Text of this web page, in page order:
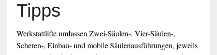
Tipps
Werkstattlifte umfassen Zwei-Säulen-, Vier-Säulen-,
Scheren-, Einbau- und mobile Säulenausführungen, jeweils